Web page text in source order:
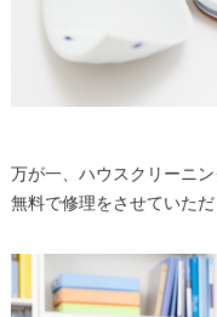
万が一、ハウスクリーニ
無料で修理をさせていただ